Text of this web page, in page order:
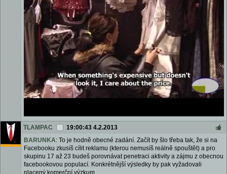
TLAMPAC
19:00:43 4.2.2013
BARUNKA: To je hodně obecné zadání. Začít by šlo třeba tak, že si na
Facebooku zkusíš cílit reklamu (kterou nemusíš reálně spouštět) a pro
skupinu 17 až 23 budeš porovnávat penetraci aktivity a zájmu z obecnou
facebookovou populací. Konkrétnější výsledky by pak vyžadovali